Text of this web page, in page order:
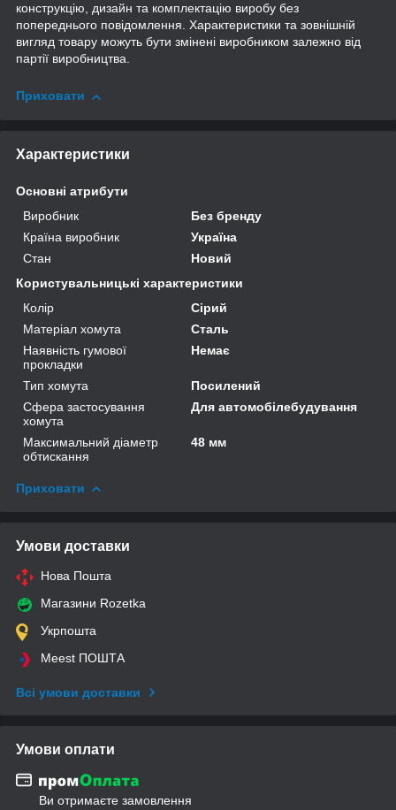
конструкцію, дизайн та комплектацію виробу без
попереднього повідомлення. Характеристики та зовнішній
вигляд товару можуть бути змінені виробником залежно від
партії виробництва.
Приховати
Характеристики
Основні атрибути
Виробник
Без бренду
Країна виробник
Україна
Стан
Новий
Користувальницькі характеристики
Колір
Сірий
Матеріал хомута
Сталь
Наявність гумової
прокладки
Немає
Тип хомута
Посилений
Сфера застосування
хомута
Для автомобілебудування
Максимальний діаметр
обтискання
48 мм
Приховати
Умови доставки
Нова Пошта
Магазини Rozetka
Укрпошта
Meest ПОШТА
Всі умови доставки
Умови оплати
Ви отримаєте замовлення